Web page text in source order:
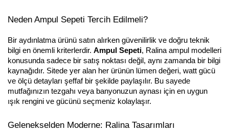
Neden Ampul Sepeti Tercih Edilmeli?
Bir aydınlatma ürünü satın alırken güvenilirlik ve doğru teknik
bilgi en önemli kriterlerdir. Ampul Sepeti, Ralina ampul modelleri
konusunda sadece bir satış noktası değil, aynı zamanda bir bilgi
kaynağıdır. Sitede yer alan her ürünün lümen değeri, watt gücü
ve ölçü detayları şeffaf bir şekilde paylaşılır. Bu sayede
mutfağınızın tezgahı veya banyonuzun aynası için en uygun
ışık rengini ve gücünü seçmeniz kolaylaşır.
Gelenekselden Moderne: Ralina Tasarımları